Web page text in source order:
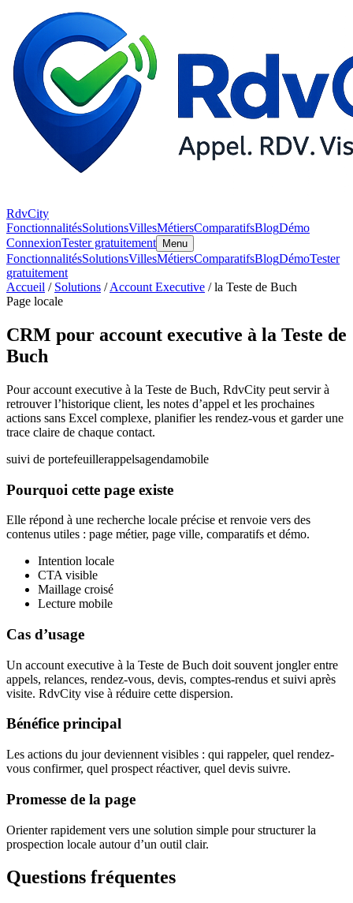
RdvCity
FonctionnalitésSolutionsVillesMétiersComparatifsBlogDémo
ConnexionTester gratuitement Menu
FonctionnalitésSolutionsVillesMétiersComparatifsBlogDémoTester
gratuitement
Accueil / Solutions /Account Executive / la Teste de Buch
Page locale
CRM pour account executive à la Teste de
Buch
Pour account executive à la Teste de Buch, RdvCity peut servir à
retrouver l’historique client, les notes d’appel et les prochaines
actions sans Excel complexe, planifier les rendez-vous et garder une
trace claire de chaque contact.
suivi de portefeuillerappelsagendamobile
Pourquoi cette page existe
Elle répond à une recherche locale précise et renvoie vers des
contenus utiles : page métier, page ville, comparatifs et démo.
Intention locale
CTA visible
Maillage croisé
Lecture mobile
Cas d’usage
Un account executive à la Teste de Buch doit souvent jongler entre
appels, relances, rendez-vous, devis, comptes-rendus et suivi après
visite. RdvCity vise à réduire cette dispersion.
Bénéfice principal
Les actions du jour deviennent visibles : qui rappeler, quel rendez-
vous confirmer, quel prospect réactiver, quel devis suivre.
Promesse de la page
Orienter rapidement vers une solution simple pour structurer la
prospection locale autour d’un outil clair.
Questions fréquentes